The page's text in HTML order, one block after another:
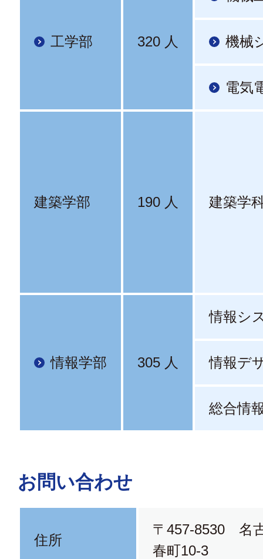
工学部 320 人 機械
電気
建築学部 190 人 建築学
情報学部 305 人
情報シ
情報デ
総合情
お問い合わせ
住所
〒457-8530 名
春町10-3